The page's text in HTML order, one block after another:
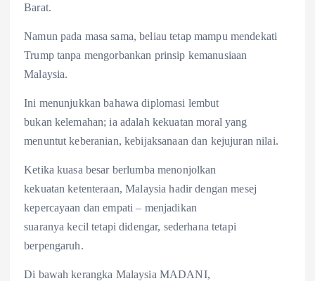
Barat.
Namun pada masa sama, beliau tetap mampu mendekati
Trump tanpa mengorbankan prinsip kemanusiaan
Malaysia.
Ini menunjukkan bahawa diplomasi lembut
bukan kelemahan; ia adalah kekuatan moral yang
menuntut keberanian, kebijaksanaan dan kejujuran nilai.
Ketika kuasa besar berlumba menonjolkan
kekuatan ketenteraan, Malaysia hadir dengan mesej
kepercayaan dan empati – menjadikan
suaranya kecil tetapi didengar, sederhana tetapi
berpengaruh.
Di bawah kerangka Malaysia MADANI,